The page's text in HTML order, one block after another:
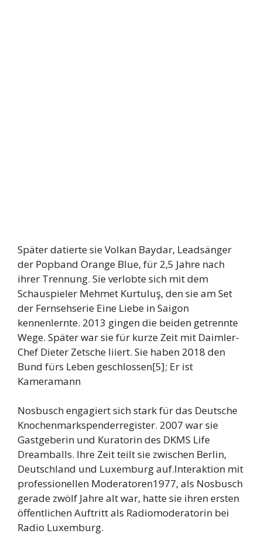
Später datierte sie Volkan Baydar, Leadsänger
der Popband Orange Blue, für 2,5 Jahre nach
ihrer Trennung. Sie verlobte sich mit dem
Schauspieler Mehmet Kurtuluş, den sie am Set
der Fernsehserie Eine Liebe in Saigon
kennenlernte. 2013 gingen die beiden getrennte
Wege. Später war sie für kurze Zeit mit Daimler-
Chef Dieter Zetsche liiert. Sie haben 2018 den
Bund fürs Leben geschlossen[5]; Er ist
Kameramann
Nosbusch engagiert sich stark für das Deutsche
Knochenmarkspenderregister. 2007 war sie
Gastgeberin und Kuratorin des DKMS Life
Dreamballs. Ihre Zeit teilt sie zwischen Berlin,
Deutschland und Luxemburg auf.Interaktion mit
professionellen Moderatoren1977, als Nosbusch
gerade zwölf Jahre alt war, hatte sie ihren ersten
öffentlichen Auftritt als Radiomoderatorin bei
Radio Luxemburg.